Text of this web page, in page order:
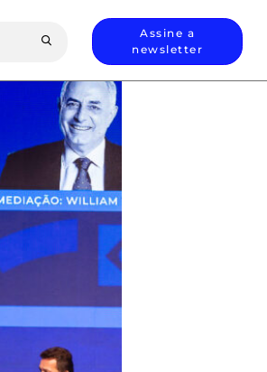
Assine a
newsletter